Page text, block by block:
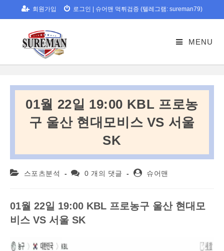
to
회원가입 로그인 슈어맨 먹튀검증 (텔레그램: sureman79)
MENU
01월 22일 19:00 KBL 프로농
구 울산 현대모비스 VS 서울
SK
Post 스포츠분석
Post0 개의 댓글
Post슈어맨
01월 22일 19:00 KBL 프로농구 울산 현대모
비스 VS 서울 SK